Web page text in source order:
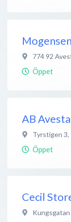
774 92
Öppet
AB
Tyrstigen 3,
Öppet
Cecil